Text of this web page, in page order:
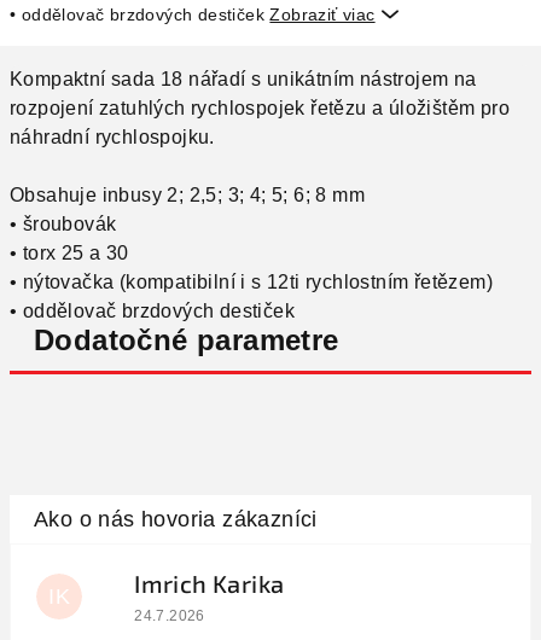
• oddělovač brzdových destičekZobraziť viac 
Kompaktní sada 18 nářadí s unikátním nástrojem na
rozpojení zatuhlých rychlospojek řetězu a úložištěm pro
náhradní rychlospojku.
Obsahuje inbusy 2; 2,5; 3; 4; 5; 6; 8 mm
• šroubovák
• torx 25 a 30
• nýtovačka (kompatibilní i s 12ti rychlostním řetězem)
• oddělovač brzdových destiček
Dodatočné parametre
IK Imrich Karika
Hodnotenie obchodu je 5 z 5 hviezdičiek.
24.7.2026